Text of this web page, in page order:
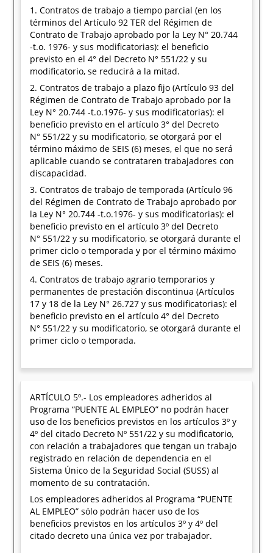
1. Contratos de trabajo a tiempo parcial (en los
términos del Artículo 92 TER del Régimen de
Contrato de Trabajo aprobado por la Ley N° 20.744
-t.o. 1976- y sus modificatorias): el beneficio
previsto en el 4° del Decreto N° 551/22 y su
modificatorio, se reducirá a la mitad.
2. Contratos de trabajo a plazo fijo (Artículo 93 del
Régimen de Contrato de Trabajo aprobado por la
Ley N° 20.744 -t.o.1976- y sus modificatorias): el
beneficio previsto en el artículo 3° del Decreto
N° 551/22 y su modificatorio, se otorgará por el
término máximo de SEIS (6) meses, el que no será
aplicable cuando se contrataren trabajadores con
discapacidad.
3. Contratos de trabajo de temporada (Artículo 96
del Régimen de Contrato de Trabajo aprobado por
la Ley N° 20.744 -t.o.1976- y sus modificatorias): el
beneficio previsto en el artículo 3º del Decreto
N° 551/22 y su modificatorio, se otorgará durante el
primer ciclo o temporada y por el término máximo
de SEIS (6) meses.
4. Contratos de trabajo agrario temporarios y
permanentes de prestación discontinua (Artículos
17 y 18 de la Ley N° 26.727 y sus modificatorias): el
beneficio previsto en el artículo 4° del Decreto
N° 551/22 y su modificatorio, se otorgará durante el
primer ciclo o temporada.
ARTÍCULO 5º.- Los empleadores adheridos al
Programa “PUENTE AL EMPLEO” no podrán hacer
uso de los beneficios previstos en los artículos 3º y
4º del citado Decreto Nº 551/22 y su modificatorio,
con relación a trabajadores que tengan un trabajo
registrado en relación de dependencia en el
Sistema Único de la Seguridad Social (SUSS) al
momento de su contratación.
Los empleadores adheridos al Programa “PUENTE
AL EMPLEO” sólo podrán hacer uso de los
beneficios previstos en los artículos 3º y 4º del
citado decreto una única vez por trabajador.